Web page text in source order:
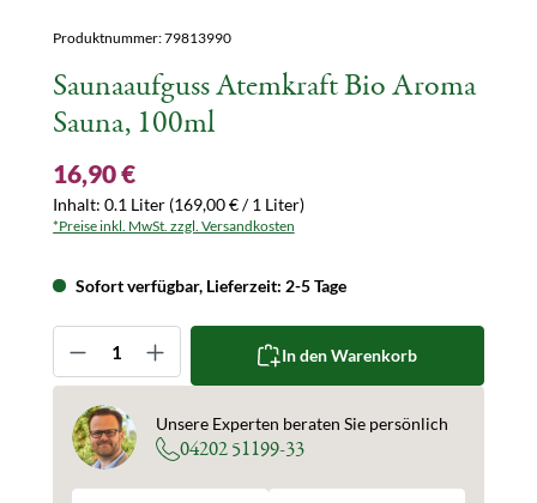
Produktnummer:79813990
Saunaaufguss Atemkraft Bio Aroma
Sauna, 100ml
16,90 €
Inhalt: 0.1 Liter (169,00 € / 1 Liter)
*Preise inkl. MwSt. zzgl. Versandkosten
Sofort verfügbar, Lieferzeit: 2-5 Tage
Produkt Anzahl: Gib den gewünschten Wert ein
In den Warenkorb
Unsere Experten beraten Sie persönlich
04202 51199-33